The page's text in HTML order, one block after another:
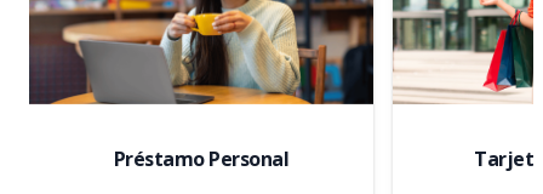
Préstamo Personal